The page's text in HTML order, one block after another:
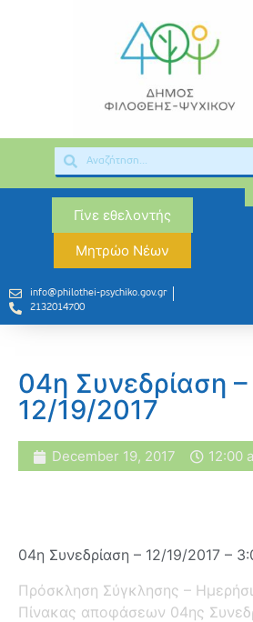
Γίνε εθελοντής
Μητρώο Νέων
info@philothei-psychiko.gov.gr
2132014700
04η Συνεδρίαση –
12/19/2017
December 19, 2017 12:00
04η Συνεδρίαση – 12/19/2017 –
Πρόσκληση Σύγκλησης –
Πίνακας αποφάσεων 04ης